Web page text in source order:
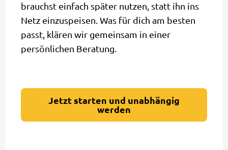
brauchst einfach später nutzen, statt ihn ins
Netz einzuspeisen. Was für dich am besten
passt, klären wir gemeinsam in einer
persönlichen Beratung.
Jetzt starten und unabhängig
werden